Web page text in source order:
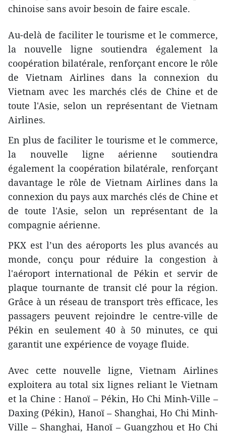
chinoise sans avoir besoin de faire escale.
Au-delà de faciliter le tourisme et le commerce,
la nouvelle ligne soutiendra également la
coopération bilatérale, renforçant encore le rôle
de Vietnam Airlines dans la connexion du
Vietnam avec les marchés clés de Chine et de
toute l'Asie, selon un représentant de Vietnam
Airlines.
En plus de faciliter le tourisme et le commerce,
la nouvelle ligne aérienne soutiendra
également la coopération bilatérale, renforçant
davantage le rôle de Vietnam Airlines dans la
connexion du pays aux marchés clés de Chine et
de toute l'Asie, selon un représentant de la
compagnie aérienne.
PKX est l’un des aéroports les plus avancés au
monde, conçu pour réduire la congestion à
l'aéroport international de Pékin et servir de
plaque tournante de transit clé pour la région.
Grâce à un réseau de transport très efficace, les
passagers peuvent rejoindre le centre-ville de
Pékin en seulement 40 à 50 minutes, ce qui
garantit une expérience de voyage fluide.
Avec cette nouvelle ligne, Vietnam Airlines
exploitera au total six lignes reliant le Vietnam
et la Chine : Hanoï – Pékin, Ho Chi Minh-Ville –
Daxing (Pékin), Hanoï – Shanghai, Ho Chi Minh-
Ville – Shanghai, Hanoï – Guangzhou et Ho Chi